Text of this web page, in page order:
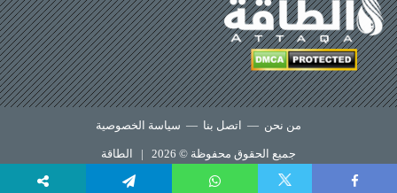
من نحن — اتصل بنا — سياسة الخصوصية
جميع الحقوق محفوظة © 2026 | الطاقة